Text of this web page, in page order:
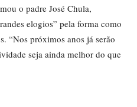
o padre José Chula,
elogios” pela forma como
“Nos próximos anos já serão
seja ainda melhor do que